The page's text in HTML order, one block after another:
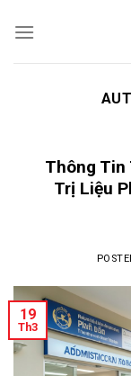
Thông Tin
Trị Liệu
19
Th3